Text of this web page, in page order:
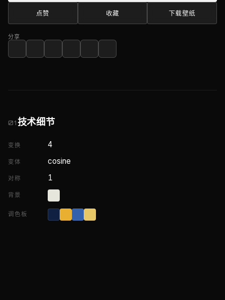
点赞 收藏 下载壁纸
分享
01技术细节
变换 4
变体 cosine
对称 1
背景
调色板